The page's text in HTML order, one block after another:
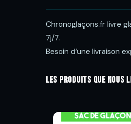
Chronoglaçons.fr livre
7j/7.
Besoin d’une livraison
Les produits que nous